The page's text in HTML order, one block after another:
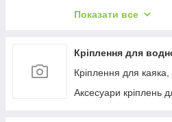
Палатки на дах
Бокси на фаркоп
Показати все
Кріплення для
Кріплення для
Аксесуари кріплень